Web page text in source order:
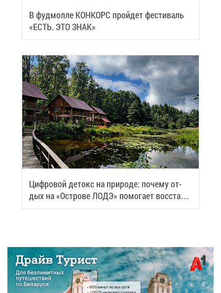
В фуд­мол­ле КОН­КОРС прой­дет фе­сти­валь
«ЕСТЬ. ЭТО ЗНАК»
Циф­ро­вой де­токс на при­ро­де: по­че­му от­
дых на «Ост­ро­ве ЛОДЭ» по­мо­га­ет вос­ста­но­
вить си­лы